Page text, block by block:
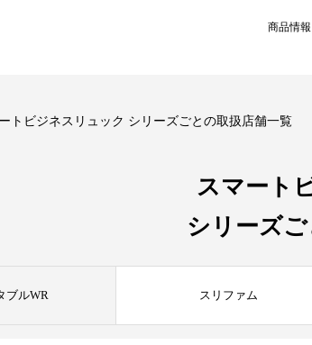
商品情報
トビジネスリュック シリーズごとの取扱店舗一覧
スマート
シリーズ
ブルWR スリファム